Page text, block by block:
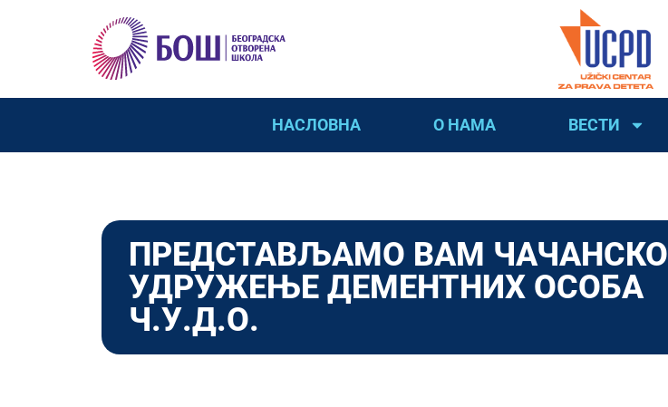
НАСЛОВНА О НАМА ВЕСТИ
ПРЕДСТАВЉАМО ВАМ ЧАЧАНСКО
УДРУЖЕЊЕ ДЕМЕНТНИХ ОСОБА
Ч.У.Д.О.